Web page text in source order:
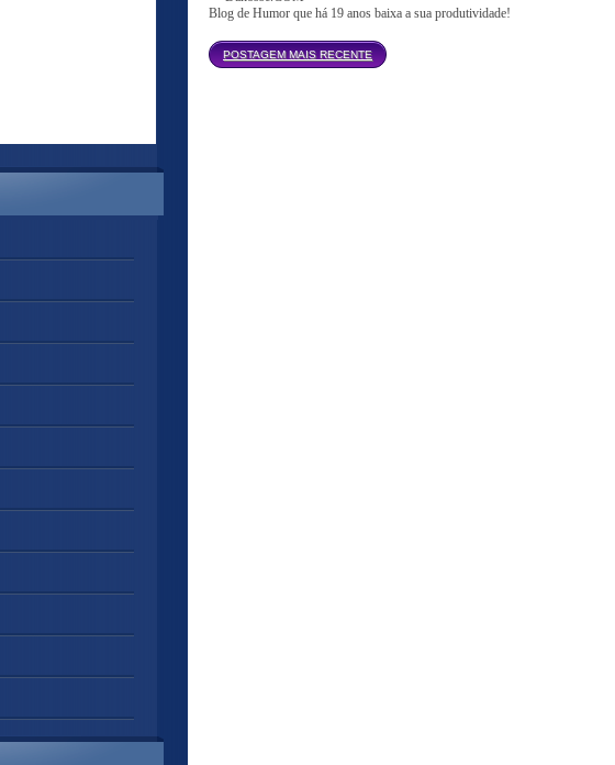
Blog de Humor que há 19 anos baixa a sua produtividade!
POSTAGEM MAIS RECENTE